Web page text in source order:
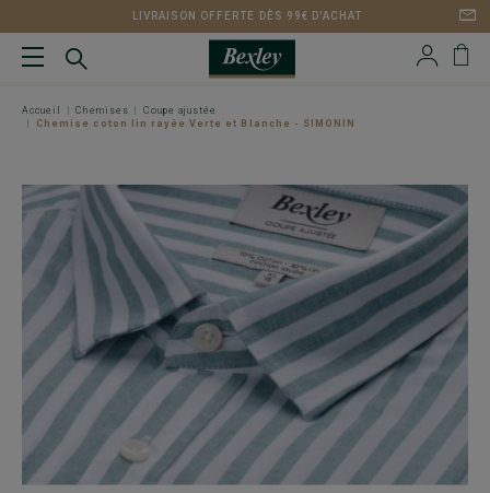
LIVRAISON OFFERTE DÈS 99€ D'ACHAT
Accueil Chemises
Coupe ajustée
Chemise coton lin rayée Verte et Blanche - SIMONIN